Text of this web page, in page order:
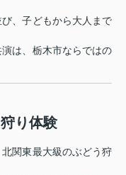
、子どもから大人まで
は、栃木市ならではの
り体験
関東最大級のぶどう狩